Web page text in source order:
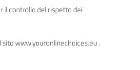
il controllo del rispetto dei
www.youronlinechoices.eu .